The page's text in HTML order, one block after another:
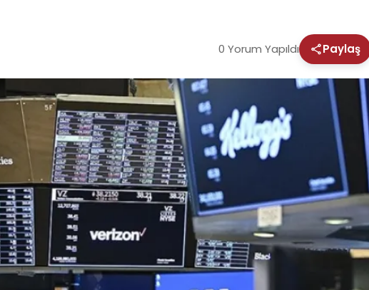
0 Yorum Yapıldı Paylaş